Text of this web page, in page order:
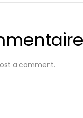
a comment.